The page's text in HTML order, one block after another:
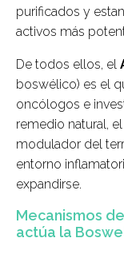
purificados y
activos más
De todos ellos, el
boswélico) es el
oncólogos e
remedio natural,
modulador del
entorno
expandirse.
Mecanismos
actúa la